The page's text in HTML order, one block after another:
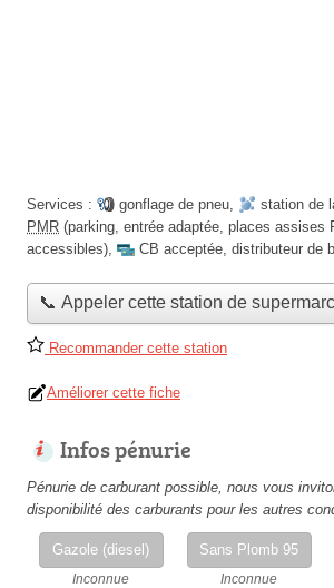
Services : gonflage de pneu, station de
PMR (parking, entrée adaptée, places assises
accessibles), CB acceptée, distributeur de
📞 Appeler cette station de
Recommander cette station
Améliorer cette fiche
Infos pénurie
Pénurie de carburant possible, nous vous
disponibilité des carburants pour les autres
Gazole (diesel)
Inconnue
Sans Plomb 95
Inconnue